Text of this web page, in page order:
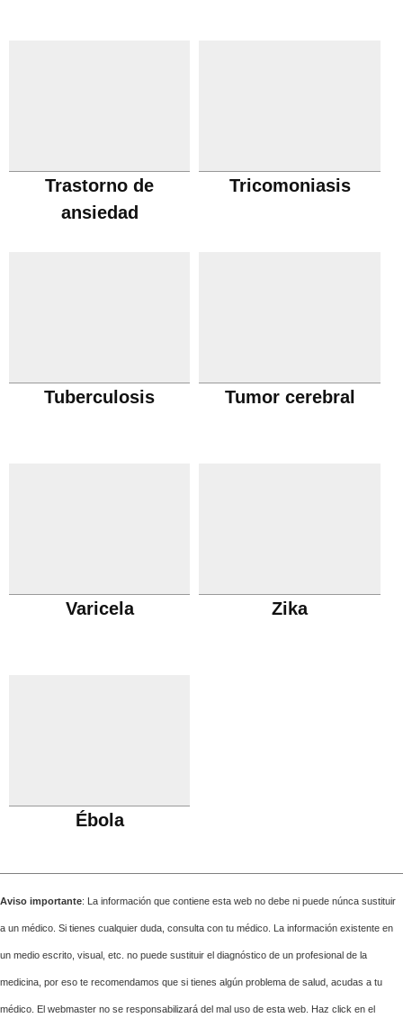
Trastorno de
ansiedad
Tricomoniasis
Tuberculosis Tumor cerebral
Varicela Zika
Ébola
Aviso importante: La información que contiene esta web no debe ni puede núnca sustituir
a un médico. Si tienes cualquier duda, consulta con tu médico. La información existente en
un medio escrito, visual, etc. no puede sustituir el diagnóstico de un profesional de la
medicina, por eso te recomendamos que si tienes algún problema de salud, acudas a tu
médico. El webmaster no se responsabilizará del mal uso de esta web. Haz click en el